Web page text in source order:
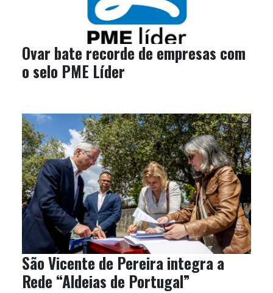
Ovar bate recorde de empresas com
o selo PME Líder
São Vicente de Pereira integra a
Rede “Aldeias de Portugal”